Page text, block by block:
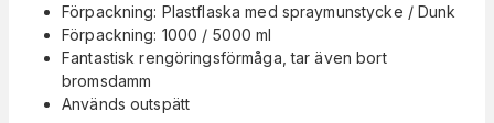
Förpackning: Plastflaska med spraymunstycke / Dunk
Förpackning: 1000 / 5000 ml
Fantastisk rengöringsförmåga, tar även bort
bromsdamm
Används outspätt